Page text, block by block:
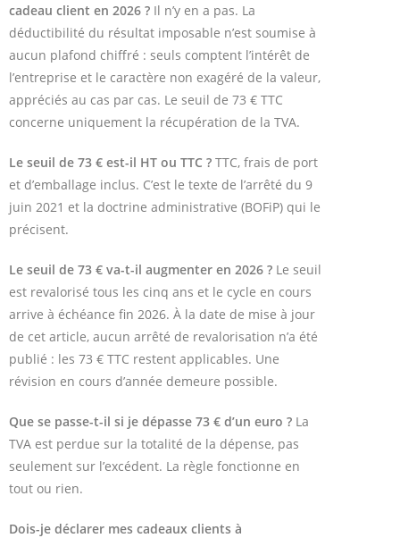
cadeau client en 2026 ? Il n’y en a pas. La
déductibilité du résultat imposable n’est soumise à
aucun plafond chiffré : seuls comptent l’intérêt de
l’entreprise et le caractère non exagéré de la valeur,
appréciés au cas par cas. Le seuil de 73 € TTC
concerne uniquement la récupération de la TVA.
Le seuil de 73 € est-il HT ou TTC ? TTC, frais de port
et d’emballage inclus. C’est le texte de l’arrêté du 9
juin 2021 et la doctrine administrative (BOFiP) qui le
précisent.
Le seuil de 73 € va-t-il augmenter en 2026 ? Le seuil
est revalorisé tous les cinq ans et le cycle en cours
arrive à échéance fin 2026. À la date de mise à jour
de cet article, aucun arrêté de revalorisation n’a été
publié : les 73 € TTC restent applicables. Une
révision en cours d’année demeure possible.
Que se passe-t-il si je dépasse 73 € d’un euro ? La
TVA est perdue sur la totalité de la dépense, pas
seulement sur l’excédent. La règle fonctionne en
tout ou rien.
Dois-je déclarer mes cadeaux clients à